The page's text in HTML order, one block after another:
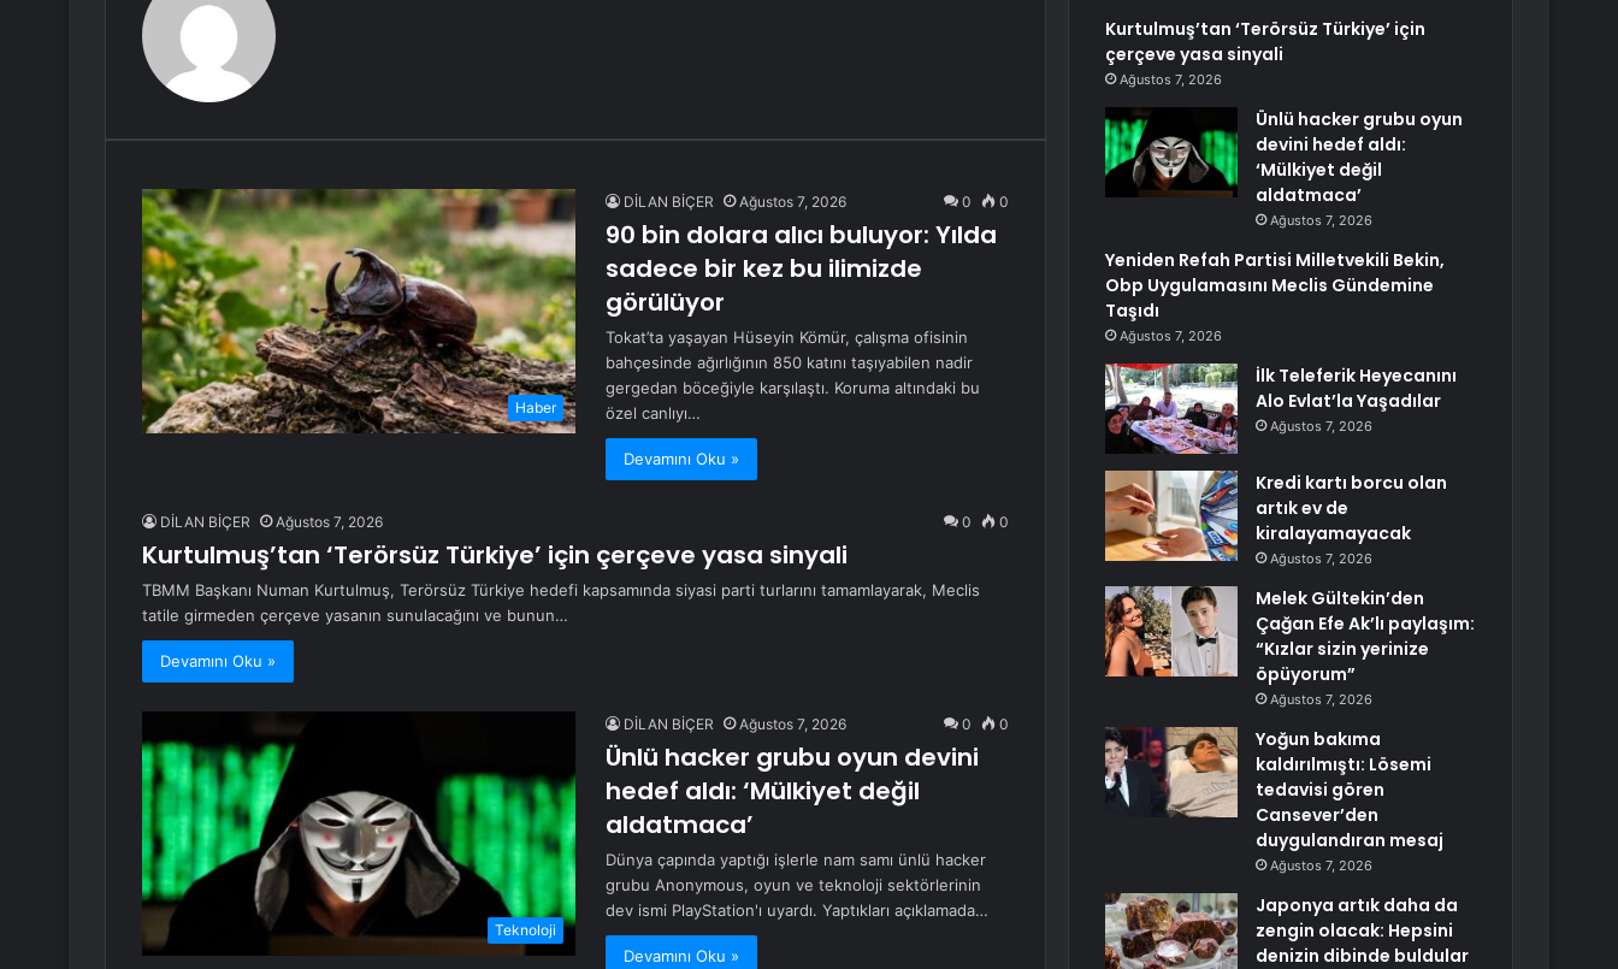
Haber
DİLAN BİÇER Ağustos 7, 2026 0 0
90 bin dolara alıcı buluyor: Yılda
sadece bir kez bu ilimizde
görülüyor
Tokat’ta yaşayan Hüseyin Kömür, çalışma ofisinin
bahçesinde ağırlığının 850 katını taşıyabilen nadir
gergedan böceğiyle karşılaştı. Koruma altındaki bu
özel canlıyı…
Devamını Oku »
DİLAN BİÇER Ağustos 7, 2026 0 0
Kurtulmuş’tan ‘Terörsüz Türkiye’ için çerçeve yasa sinyali
TBMM Başkanı Numan Kurtulmuş, Terörsüz Türkiye hedefi kapsamında siyasi parti turlarını tamamlayarak, Meclis
tatile girmeden çerçeve yasanın sunulacağını ve bunun…
Devamını Oku »
Teknoloji
DİLAN BİÇER Ağustos 7, 2026 0 0
Ünlü hacker grubu oyun devini
hedef aldı: ‘Mülkiyet değil
aldatmaca’
Dünya çapında yaptığı işlerle nam samı ünlü hacker
grubu Anonymous, oyun ve teknoloji sektörlerinin
dev ismi PlayStation'ı uyardı. Yaptıkları açıklamada…
Devamını Oku »
Kurtulmuş’tan ‘Terörsüz Türkiye’ için
çerçeve yasa sinyali
Ağustos 7, 2026
Ünlü hacker grubu oyun
devini hedef aldı:
‘Mülkiyet değil
aldatmaca’
Ağustos 7, 2026
Yeniden Refah Partisi Milletvekili Bekin,
Obp Uygulamasını Meclis Gündemine
Taşıdı
Ağustos 7, 2026
İlk Teleferik Heyecanını
Alo Evlat’la Yaşadılar
Ağustos 7, 2026
Kredi kartı borcu olan
artık ev de
kiralayamayacak
Ağustos 7, 2026
Melek Gültekin’den
Çağan Efe Ak’lı paylaşım:
“Kızlar sizin yerinize
öpüyorum”
Ağustos 7, 2026
Yoğun bakıma
kaldırılmıştı: Lösemi
tedavisi gören
Cansever’den
duygulandıran mesaj
Ağustos 7, 2026
Japonya artık daha da
zengin olacak: Hepsini
denizin dibinde buldular